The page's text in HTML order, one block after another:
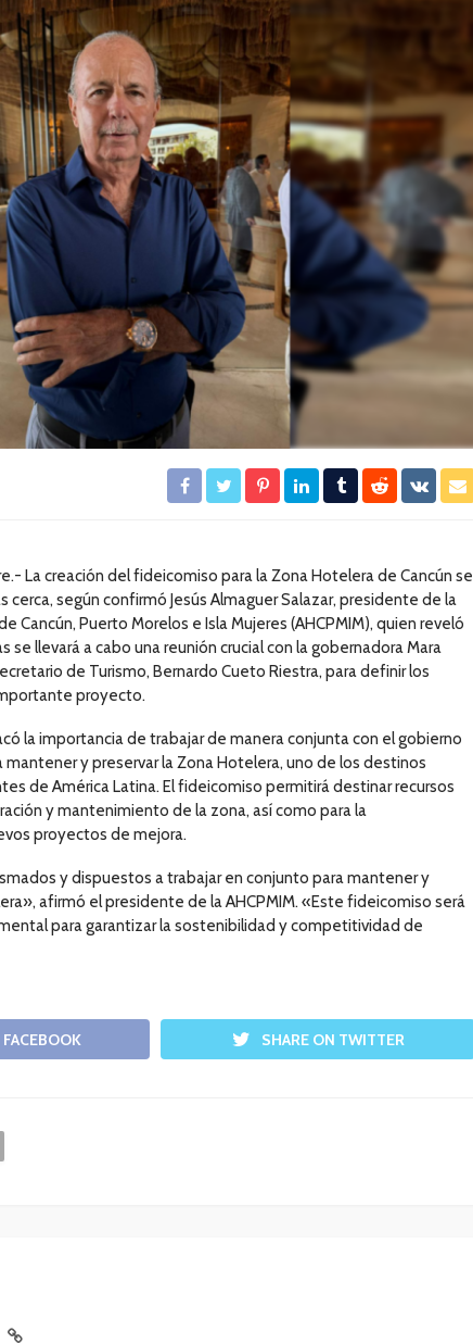
La creación del fideicomiso para la Zona Hotelera de Cancún se
cerca, según confirmó Jesús Almaguer Salazar, presidente de la
Cancún, Puerto Morelos e Isla Mujeres (AHCPMIM), quien reveló
se llevará a cabo una reunión crucial con la gobernadora Mara
de Turismo, Bernardo Cueto Riestra, para definir los
proyecto.
la importancia de trabajar de manera conjunta con el gobierno
mantener y preservar la Zona Hotelera, uno de los destinos
de América Latina. El fideicomiso permitirá destinar recursos
y mantenimiento de la zona, así como para la
proyectos de mejora.
y dispuestos a trabajar en conjunto para mantener y
afirmó el presidente de la AHCPMIM. «Este fideicomiso será
para garantizar la sostenibilidad y competitividad de
SHARE ON TWITTER
en
19
CANCÚN
Acuífero, al centro de la
agenda hídrica
Redacción 11 horas ago